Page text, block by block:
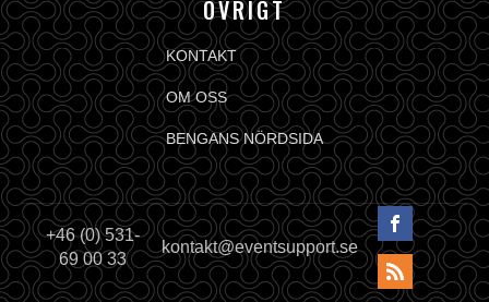
ÖVRIGT
KONTAKT
OM OSS
BENGANS NÖRDSIDA
+46 (0) 531-
69 00 33
kontakt@eventsupport.se